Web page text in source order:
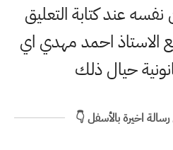
عند كتابة التعليق
الاستاذ احمد مهدي اي
حيال ذلك
اخيرة بالأسفل 👇